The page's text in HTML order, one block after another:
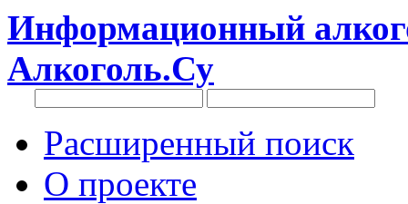
Информационный
Алкоголь.Су
Расширенный поиск
О проекте